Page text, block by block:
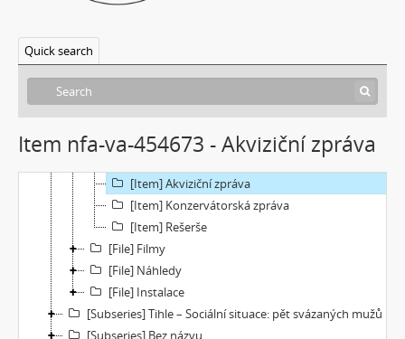
Quick search
Item nfa-va-454673 - Akviziční zpráva
[Subseries] Chewing Gum
[Item] MediaInfo report archivního masteru – Torus
[Item] MediaInfo report archivního masteru – Spiral
[Item] MediaInfo report autorizované reprezentace – Helix
[Item] MediaInfo report autorizované reprezentace – Torus
[Item] MediaInfo report autorizované reprezentace – Spiral
[Item] Akviziční zpráva
[Item] Konzervátorská zpráva
[Item] Rešerše
[File] Filmy
[File] Náhledy
[File] Instalace
[Subseries] Tihle – Sociální situace: pět svázaných mužů
[Subseries] Bez názvu